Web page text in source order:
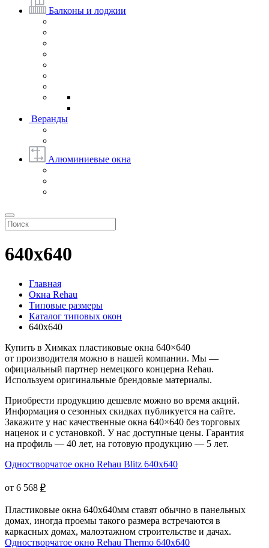
Балконы и лоджии
Веранды
Алюминиевые окна
640х640
Главная
Окна Rehau
Типовые размеры
Каталог типовых окон
640х640
Купить в Химках пластиковые окна 640×640
от производителя можно в нашей компании. Мы —
официальный партнер немецкого концерна Rehau.
Используем оригинальные брендовые материалы.
Приобрести продукцию дешевле можно во время акций.
Информация о сезонных скидках публикуется на сайте.
Закажите у нас качественные окна 640×640 без торговых
наценок и с установкой. У нас доступные цены. Гарантия
на профиль — 40 лет, на готовую продукцию — 5 лет.
Одностворчатое окно Rehau Blitz 640x640
от 6 568 ₽
Пластиковые окна 640х640мм ставят обычно в панельных
домах, иногда проемы такого размера встречаются в
каркасных домах, малоэтажном строительстве и дачах.
Одностворчатое окно Rehau Thermo 640x640